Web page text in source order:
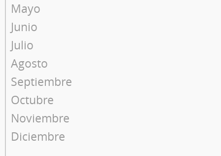
Mayo
Junio
Julio
Agosto
Septiembre
Octubre
Noviembre
Diciembre